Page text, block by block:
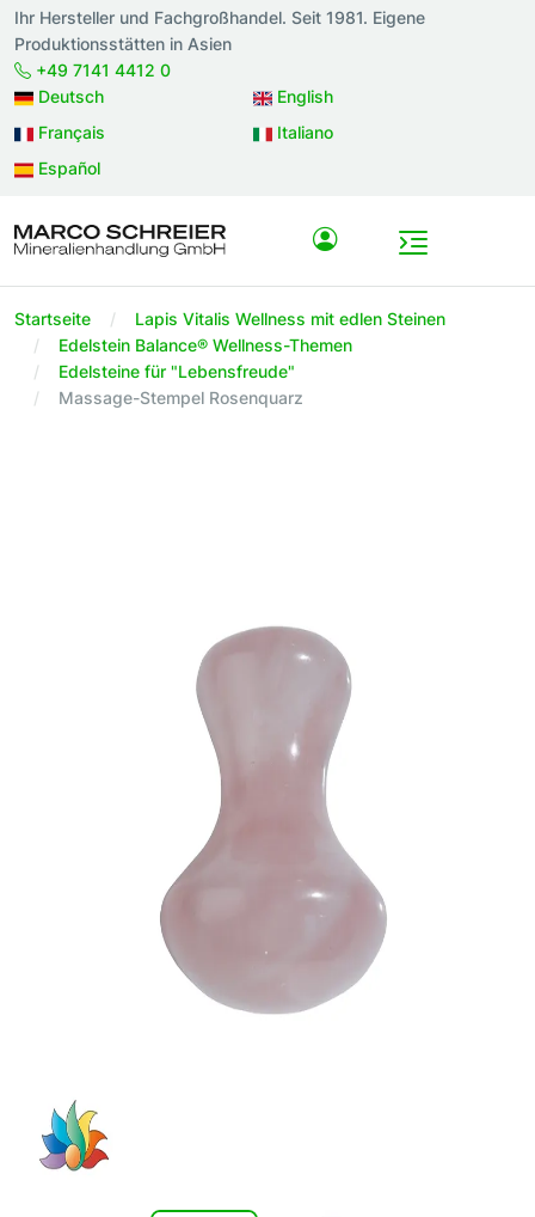
Ihr Hersteller und Fachgroßhandel. Seit 1981. Eigene
Produktionsstätten in Asien
+49 7141 4412 0
Deutsch
English
Français
Italiano
Español
Startseite
Lapis Vitalis Wellness mit edlen Steinen
Edelstein Balance® Wellness-Themen
Edelsteine für "Lebensfreude"
Massage-Stempel Rosenquarz